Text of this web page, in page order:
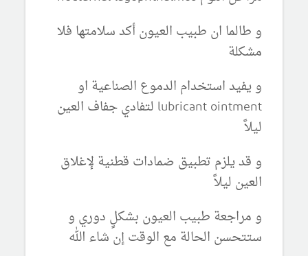
و طالما ان طبيب العيون أكد سلامتها فلا
مشكلة
و يفيد استخدام الدموع الصناعية او
lubricant ointment لتفادي جفاف العين
ليلاً
و قد يلزم تطبيق ضمادات قطنية لإغلاق
العين ليلاً
و مراجعة طبيب العيون بشكلٍ دوري و
ستتحسن الحالة مع الوقت إن شاء الله